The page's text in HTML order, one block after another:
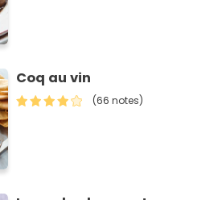
Coq au vin
(66 notes)